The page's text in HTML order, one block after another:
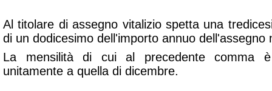
Al titolare di assegno vitalizio spetta una
di un dodicesimo dell'importo annuo dell'assegno
La mensilità di cui al precedente comma
unitamente a quella di dicembre.